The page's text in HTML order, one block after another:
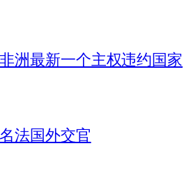
洲最新一个主权违约国家
法国外交官